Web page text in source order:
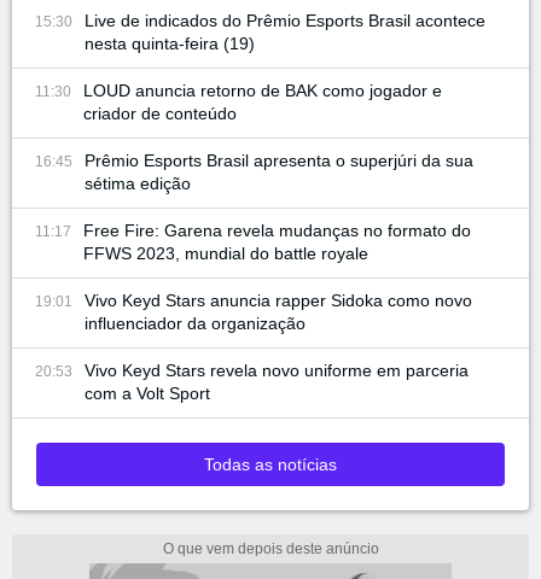
15:30
Live de indicados do Prêmio Esports Brasil acontece
nesta quinta-feira (19)
11:30
LOUD anuncia retorno de BAK como jogador e
criador de conteúdo
16:45
Prêmio Esports Brasil apresenta o superjúri da sua
sétima edição
11:17
Free Fire: Garena revela mudanças no formato do
FFWS 2023, mundial do battle royale
19:01
Vivo Keyd Stars anuncia rapper Sidoka como novo
influenciador da organização
20:53
Vivo Keyd Stars revela novo uniforme em parceria
com a Volt Sport
Todas as notícias